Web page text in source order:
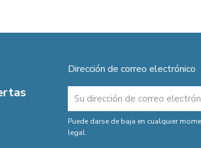
Dirección de correo electrónico
Puede darse de baja en cualquier
legal.